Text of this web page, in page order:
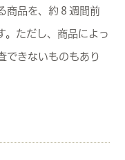
商品を、約８週間前
。ただし、商品によっ
できないものもあり